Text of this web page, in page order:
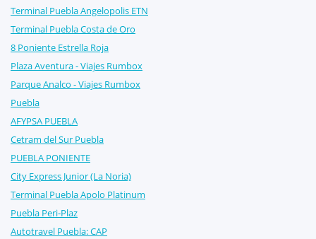
Terminal Puebla Angelopolis ETN
Terminal Puebla Costa de Oro
8 Poniente Estrella Roja
Plaza Aventura - Viajes Rumbox
Parque Analco - Viajes Rumbox
Puebla
AFYPSA PUEBLA
Cetram del Sur Puebla
PUEBLA PONIENTE
City Express Junior (La Noria)
Terminal Puebla Apolo Platinum
Puebla Peri-Plaz
Autotravel Puebla: CAP